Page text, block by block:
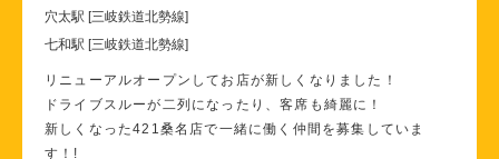
穴太駅 [三岐鉄道北勢線]
七和駅 [三岐鉄道北勢線]
リニューアルオープンしてお店が新しくなりました！
ドライブスルーが二列になったり、客席も綺麗に！
新しくなった421桑名店で一緒に働く仲間を募集していま
す！!